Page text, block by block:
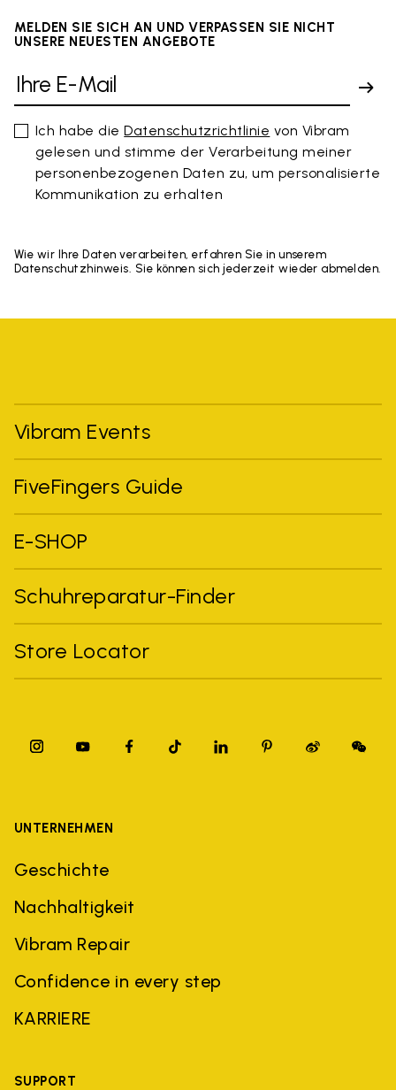
MELDEN SIE SICH AN UND VERPASSEN SIE NICHT
UNSERE NEUESTEN ANGEBOTE
Ich habe dieDatenschutzrichtlinie von Vibram
gelesen und stimme der Verarbeitung meiner
personenbezogenen Daten zu, um personalisierte
Kommunikation zu erhalten
Wie wir Ihre Daten verarbeiten, erfahren Sie in unserem
Datenschutzhinweis. Sie können sich jederzeit wieder abmelden.
Vibram Events
FiveFingers Guide
E-SHOP
Schuhreparatur-Finder
Store Locator
UNTERNEHMEN
Geschichte
Nachhaltigkeit
Vibram Repair
Confidence in every step
KARRIERE
SUPPORT